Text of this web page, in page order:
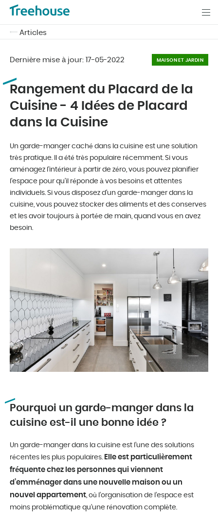
Articles
Dernière mise à jour: 17-05-2022 MAISON ET JARDIN
Rangement du Placard de la
Cuisine - 4 Idées de Placard
dans la Cuisine
Un garde-manger caché dans la cuisine est une solution
très pratique. Il a été très populaire récemment. Si vous
aménagez l'intérieur à partir de zéro, vous pouvez planifier
l'espace pour qu'il réponde à vos besoins et attentes
individuels. Si vous disposez d'un garde-manger dans la
cuisine, vous pouvez stocker des aliments et des conserves
et les avoir toujours à portée de main, quand vous en avez
besoin.
Pourquoi un garde-manger dans la
cuisine est-il une bonne idée ?
Un garde-manger dans la cuisine est l’une des solutions
récentes les plus populaires. Elle est particulièrement
fréquente chez les personnes qui viennent
d’emménager dans une nouvelle maison ou un
nouvel appartement, où l’organisation de l’espace est
moins problématique qu’une rénovation complète.